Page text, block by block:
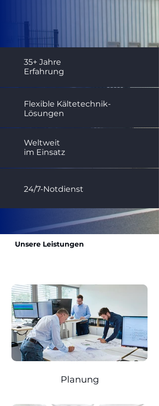
35+ Jahre
Erfahrung
Flexible Kältetechnik-
Lösungen
Weltweit
im Einsatz
24/7-Notdienst
Unsere Leistungen
Planung